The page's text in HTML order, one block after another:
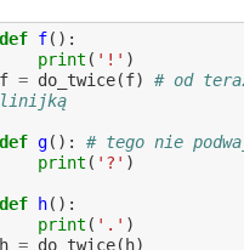
def f():
print ( '!' )
f = do_twice(f)
# od
linijką
def g():
# tego nie
print ( '?' )
def h():
print ( '.' )
h = do_twice( h)